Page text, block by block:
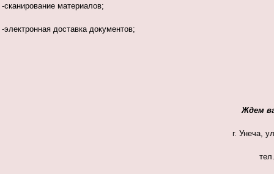
-сканирование материалов;
-электронная доставка документов;
Ждем
г. Унеча,